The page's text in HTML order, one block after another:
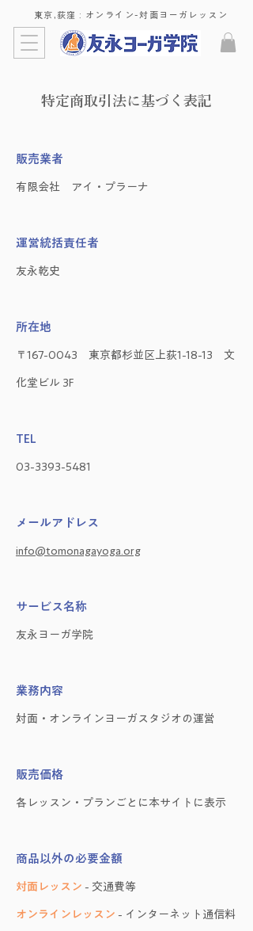
東京,荻窪 : ​オンライン-対面ヨーガレッスン
​​特定商取引法に基づく表記
販売業者
有限会社 アイ・プラーナ
運営統括責任者
友永乾史
所在地
〒167-0043 東京都杉並区上荻1-18-13 文
化堂ビル 3F
TEL
03-3393-5481
メールアドレス
info@tomonagayoga.org
サービス名称
友永ヨーガ学院
業務内容
対面・オンラインヨーガスタジオの運営
販売価格
各レッスン・プランごとに本サイトに表示
商品以外の必要金額
対面レッスン - 交通費等
オンラインレッスン - インターネット通信料